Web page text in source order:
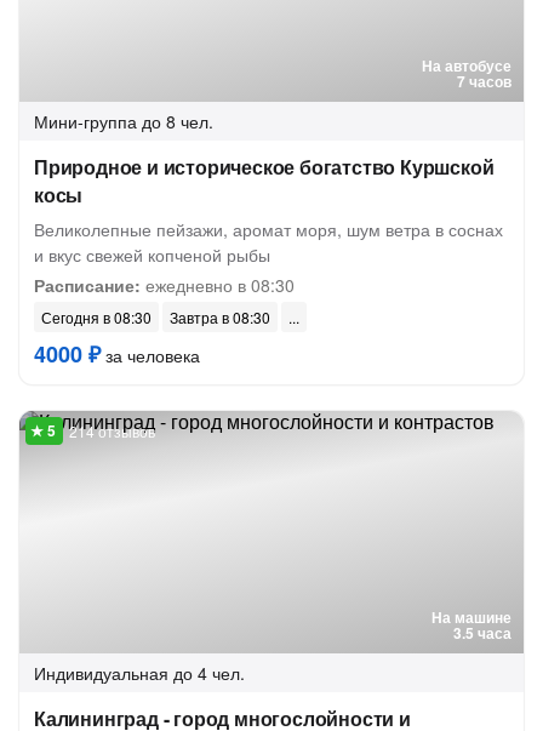
На автобусе
7 часов
Мини-группа до 8 чел.
Природное и историческое богатство Куршской
косы
Великолепные пейзажи, аромат моря, шум ветра в соснах
и вкус свежей копченой рыбы
Расписание: ежедневно в 08:30
Сегодня в 08:30 Завтра в 08:30
4000 ₽за человека
На машине
3.5 часа
214 отзывов
Индивидуальная до 4 чел.
Калининград - город многослойности и